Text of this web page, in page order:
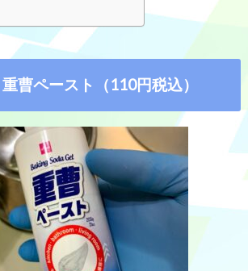
ペースト（110円税込）